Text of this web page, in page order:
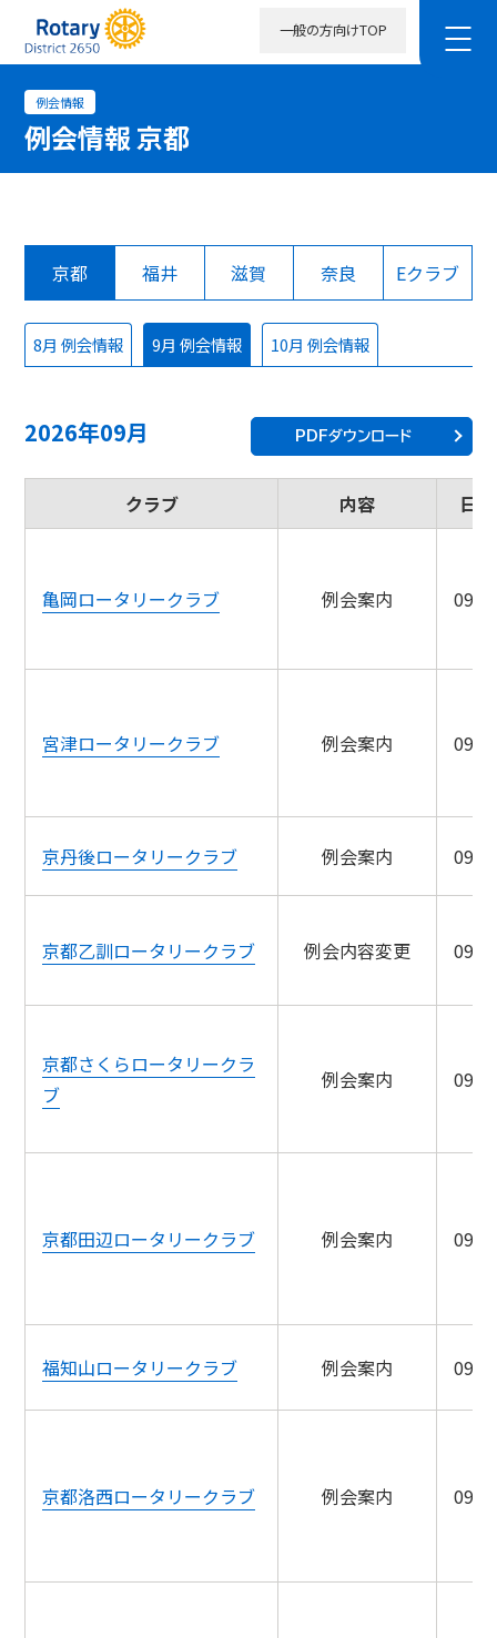
一般の方向けTOP
例会情報
例会情報 京都
京都 福井 滋賀 奈良 Eクラブ
8月 例会情報 9月 例会情報 10月 例会情報
2026年09月 PDFダウンロード
クラブ 内容 日程
亀岡ロータリークラブ 例会案内 09/
宮津ロータリークラブ 例会案内 09/
京丹後ロータリークラブ 例会案内 09/
京都乙訓ロータリークラブ 例会内容変更 09/
京都さくらロータリークラ
ブ
例会案内 09/
京都田辺ロータリークラブ 例会案内 09/
福知山ロータリークラブ 例会案内 09/
京都洛西ロータリークラブ 例会案内 09/